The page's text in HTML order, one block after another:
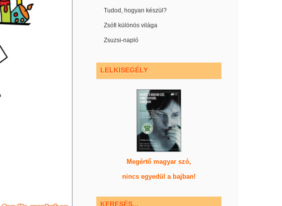
Tudod, hogyan készül?
Zsófi különös világa
Zsuzsi-napló
LELKISEGÉLY
Megértő magyar szó,
nincs egyedül a bajban!
KERESÉS...